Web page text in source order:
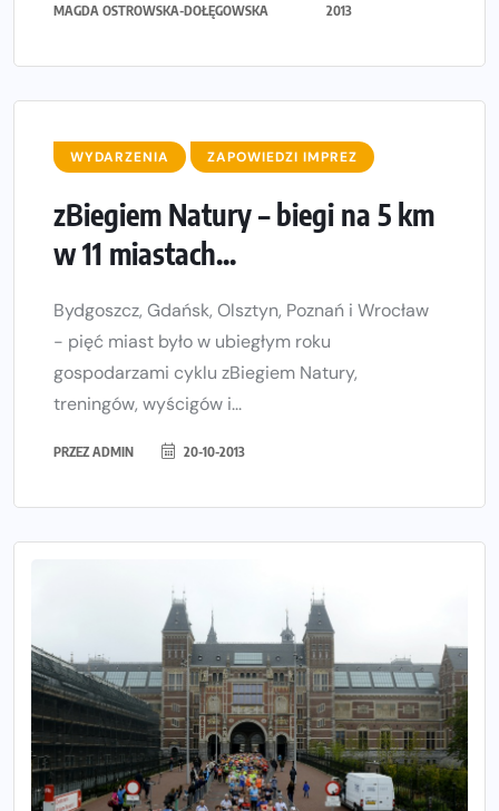
MAGDA OSTROWSKA-DOŁĘGOWSKA
2013
WYDARZENIA ZAPOWIEDZI IMPREZ
zBiegiem Natury – biegi na 5 km
w 11 miastach...
Bydgoszcz, Gdańsk, Olsztyn, Poznań i Wrocław
- pięć miast było w ubiegłym roku
gospodarzami cyklu zBiegiem Natury,
treningów, wyścigów i...
PRZEZ ADMIN 20-10-2013